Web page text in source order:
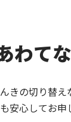
わて
きの切り替
安心してお申